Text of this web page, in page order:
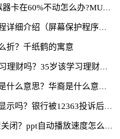
怎么办?MUMU模拟器卡在60%的解决流程
幕保护程序等待时间怎么设置）|当前速读
折？千纸鹤的寓意
？35岁该学习理财会不会太迟？
裔是什么意思：华侨在侨居国生下的子女
行被12363投诉后果是什么？|环球通讯
自动播放速度怎么调慢？ 世界报资讯